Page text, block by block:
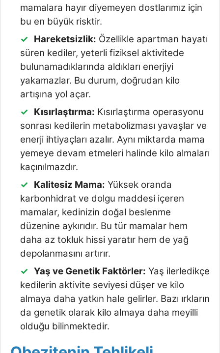
mamalara hayır diyemeyen dostlarımız için
bu en büyük risktir.
Hareketsizlik: Özellikle apartman hayatı
süren kediler, yeterli fiziksel aktivitede
bulunamadıklarında aldıkları enerjiyi
yakamazlar. Bu durum, doğrudan kilo
artışına yol açar.
Kısırlaştırma: Kısırlaştırma operasyonu
sonrası kedilerin metabolizması yavaşlar ve
enerji ihtiyaçları azalır. Aynı miktarda mama
yemeye devam etmeleri halinde kilo almaları
kaçınılmazdır.
Kalitesiz Mama: Yüksek oranda
karbonhidrat ve dolgu maddesi içeren
mamalar, kedinizin doğal beslenme
düzenine aykırıdır. Bu tür mamalar hem
daha az tokluk hissi yaratır hem de yağ
depolanmasını artırır.
Yaş ve Genetik Faktörler: Yaş ilerledikçe
kedilerin aktivite seviyesi düşer ve kilo
almaya daha yatkın hale gelirler. Bazı ırkların
da genetik olarak kilo almaya daha meyilli
olduğu bilinmektedir.